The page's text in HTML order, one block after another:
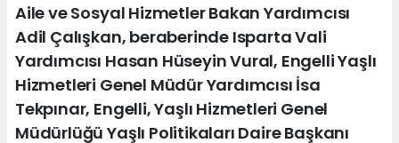
Aile ve Sosyal Hizmetler Bakan Yardımcısı
Adil Çalışkan, beraberinde Isparta Vali
Yardımcısı Hasan Hüseyin Vural, Engelli Yaşlı
Hizmetleri Genel Müdür Yardımcısı İsa
Tekpınar, Engelli, Yaşlı Hizmetleri Genel
Müdürlüğü Yaşlı Politikaları Daire Başkanı